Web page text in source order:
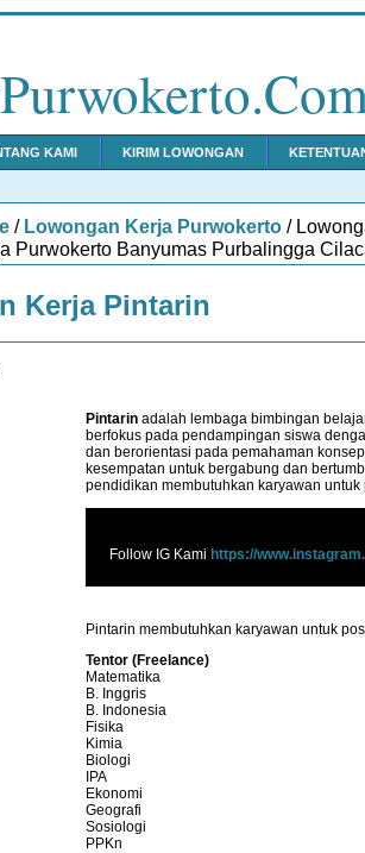
KAMI KIRIM LOWONGAN
/ Lowongan Kerja Purwokerto /
Purwokerto Banyumas Purbalingga
Kerja Pintarin
Pintarin adalah lembaga bimbingan
berfokus pada pendampingan siswa
dan berorientasi pada pemahaman
kesempatan untuk bergabung dan
pendidikan membutuhkan karyawan untuk
Follow IG Kami https://
Pintarin membutuhkan karyawan untuk
Tentor (Freelance)
Matematika
B. Inggris
B. Indonesia
Fisika
Kimia
Biologi
IPA
Ekonomi
Geografi
Sosiologi
PPKn